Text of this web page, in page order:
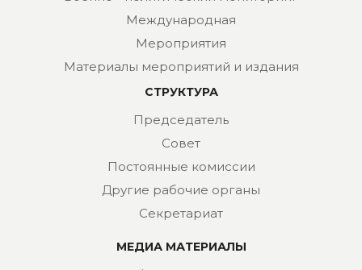
Международная
Мероприятия
Материалы мероприятий и издания
СТРУКТУРА
Председатель
Совет
Постоянные комиссии
Другие рабочие органы
Секретариат
МЕДИА МАТЕРИАЛЫ